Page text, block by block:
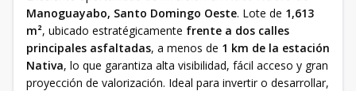
Manoguayabo, Santo Domingo Oeste. Lote de 1,613
m², ubicado estratégicamente frente a dos calles
principales asfaltadas, a menos de 1 km de la estación
Nativa, lo que garantiza alta visibilidad, fácil acceso y gran
proyección de valorización. Ideal para invertir o desarrollar,